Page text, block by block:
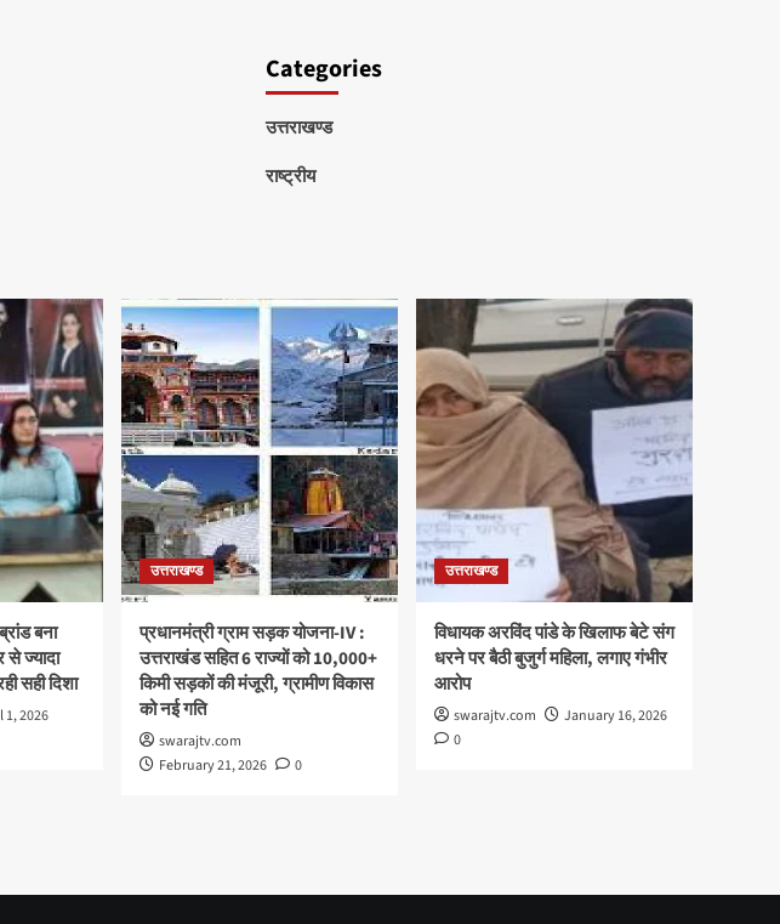
Categories
उत्तराखण्ड
राष्ट्रीय
बना
ज्यादा
सही दिशा
1, 2026
उत्तराखण्ड
प्रधानमंत्री ग्राम सड़क योजना-IV :
उत्तराखंड सहित 6 राज्यों को 10,000+
किमी सड़कों की मंजूरी, ग्रामीण विकास
को नई गति
swarajtv.com
February 21, 2026
0
उत्तराखण्ड
विधायक अरविंद पांडे के खिलाफ बेटे संग
धरने पर बैठी बुजुर्ग महिला, लगाए गंभीर
आरोप
swarajtv.com
January 16, 2026
0